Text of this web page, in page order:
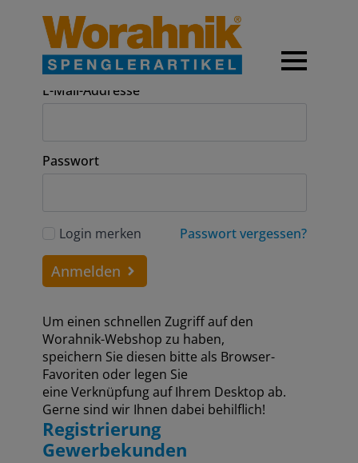
Anmeldung
E-Mail-Addresse
Passwort
Login merken Passwort vergessen?
Anmelden
Um einen schnellen Zugriff auf den
Worahnik-Webshop zu haben,
speichern Sie diesen bitte als Browser-
Favoriten oder legen Sie
eine Verknüpfung auf Ihrem Desktop ab.
Gerne sind wir Ihnen dabei behilflich!
Registrierung
Gewerbekunden